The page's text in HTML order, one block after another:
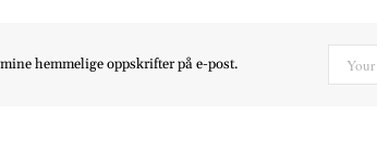
hemmelige oppskrifter på e-post.